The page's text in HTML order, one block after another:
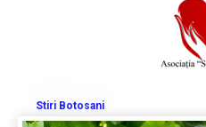
Stiri Botosani